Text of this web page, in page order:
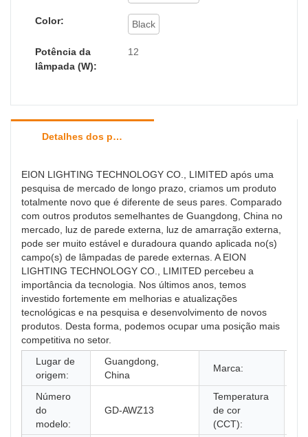
Color: Black
Potência da
lâmpada (W):
12
Detalhes dos produtos
EION LIGHTING TECHNOLOGY CO., LIMITED após uma
pesquisa de mercado de longo prazo, criamos um produto
totalmente novo que é diferente de seus pares. Comparado
com outros produtos semelhantes de Guangdong, China no
mercado, luz de parede externa, luz de amarração externa,
pode ser muito estável e duradoura quando aplicada no(s)
campo(s) de lâmpadas de parede externas. A EION
LIGHTING TECHNOLOGY CO., LIMITED percebeu a
importância da tecnologia. Nos últimos anos, temos
investido fortemente em melhorias e atualizações
tecnológicas e na pesquisa e desenvolvimento de novos
produtos. Desta forma, podemos ocupar uma posição mais
competitiva no setor.
Lugar de
origem:
Guangdong,
China
Marca:
Número
do
modelo:
GD-AWZ13
Temperatura
de cor
(CCT):